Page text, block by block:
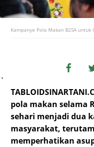
Kampanye Pola Makan B2SA
`
pola makan selama
sehari menjadi dua
masyarakat,
memperhatikan